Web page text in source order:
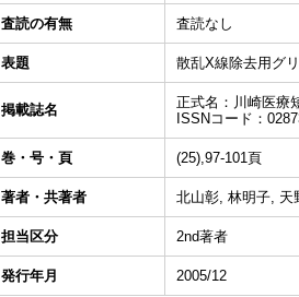
査読の有無 査読なし
表題 散乱X線除去用グ
掲載誌名
正式名：川崎医療
ISSNコード：
巻・号・頁 (25),97-101頁
著者・共著者 北山彰, 林明子, 天
担当区分 2nd著者
発行年月 2005/12